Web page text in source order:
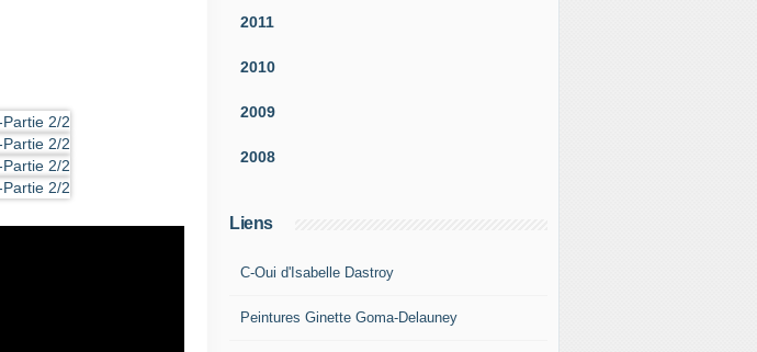
2011
2010
2009
2008
Liens
C-Oui d'Isabelle Dastroy
Peintures Ginette Goma-Delauney